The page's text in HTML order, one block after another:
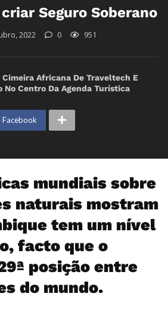
Seguro Soberano
2022 0 951
Africana De Traveltech E
No Centro Da Agenda Turística
mundiais sobre
naturais mostram
tem um nível
facto que o
posição entre
do mundo.